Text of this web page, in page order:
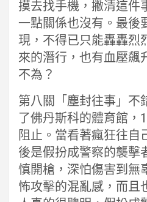
摸去找手機，撇清這件
一點關係也沒有。最後
現，不得已只能轟轟烈
來的潛行，也有血壓飆
不為？
第八關「塵封往事」不
了佛丹斯科的體育館，
阻止。當看著瘋狂往自
後是假扮成警察的襲擊
慎開槍，深怕傷害到無
怖攻擊的混亂感，而且